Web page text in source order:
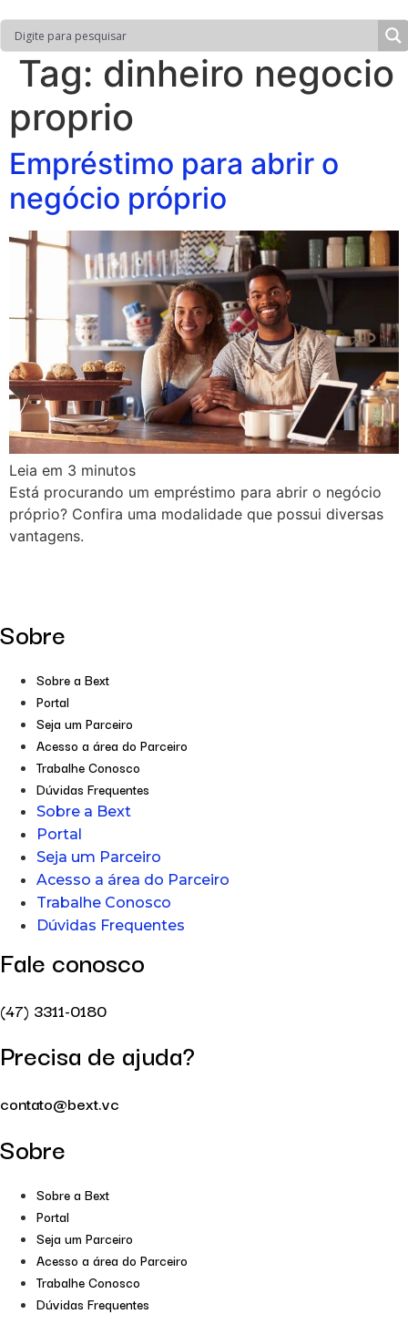
Tag: dinheiro negocio
proprio
Empréstimo para abrir o
negócio próprio
Leia em 3 minutos
Está procurando um empréstimo para abrir o negócio
próprio? Confira uma modalidade que possui diversas
vantagens.
Sobre
Sobre a Bext
Portal
Seja um Parceiro
Acesso a área do Parceiro
Trabalhe Conosco
Dúvidas Frequentes
Sobre a Bext
Portal
Seja um Parceiro
Acesso a área do Parceiro
Trabalhe Conosco
Dúvidas Frequentes
Fale conosco
(47) 3311-0180
Precisa de ajuda?
contato@bext.vc
Sobre
Sobre a Bext
Portal
Seja um Parceiro
Acesso a área do Parceiro
Trabalhe Conosco
Dúvidas Frequentes